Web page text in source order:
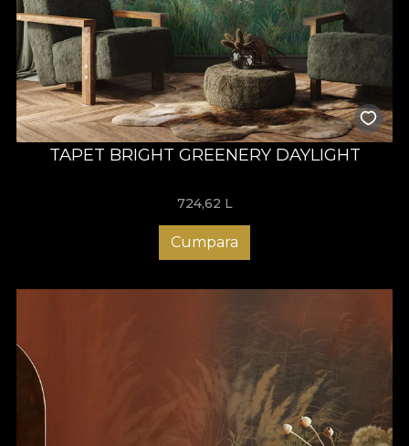
TAPET BRIGHT GREENERY DAYLIGHT
724,62 L
Cumpara